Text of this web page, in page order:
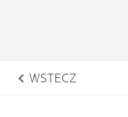
WSTECZ